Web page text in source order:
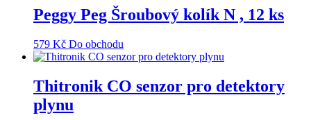
Peggy Peg Šroubový kolík N , 12 ks
579 Kč Do obchodu
Thitronik CO senzor pro detektory
plynu